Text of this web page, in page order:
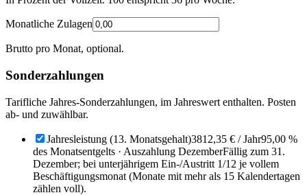
Monatliche Zulagen
Brutto pro Monat, optional.
Sonderzahlungen
Tarifliche Jahres-Sonderzahlungen, im Jahreswert enthalten. Posten
ab- und zuwählbar.
Jahresleistung (13. Monatsgehalt)3812,35 € / Jahr95,00 %
des Monatsentgelts · Auszahlung DezemberFällig zum 31.
Dezember; bei unterjährigem Ein-/Austritt 1/12 je vollem
Beschäftigungsmonat (Monate mit mehr als 15 Kalendertagen
zählen voll).